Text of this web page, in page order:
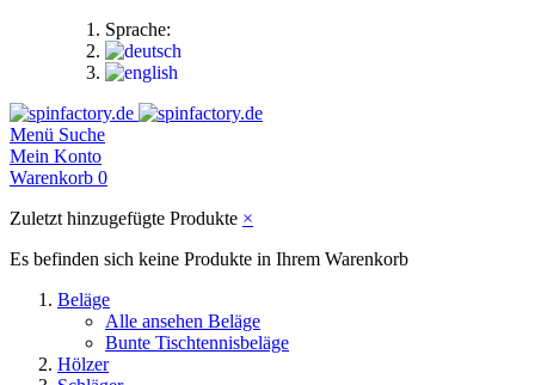
Sprache:
Menü Suche
Mein Konto
Warenkorb 0
Zuletzt hinzugefügte Produkte ×
Es befinden sich keine Produkte in Ihrem Warenkorb
Beläge
Alle ansehen Beläge
Bunte Tischtennisbeläge
Hölzer